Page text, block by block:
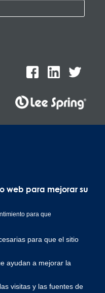
web para mejorar su
para que
para que el sitio
ayudan a mejorar la
visitas y las fuentes de
Monterrey-Saltillo Km.9,
2026 Lee Spring Company